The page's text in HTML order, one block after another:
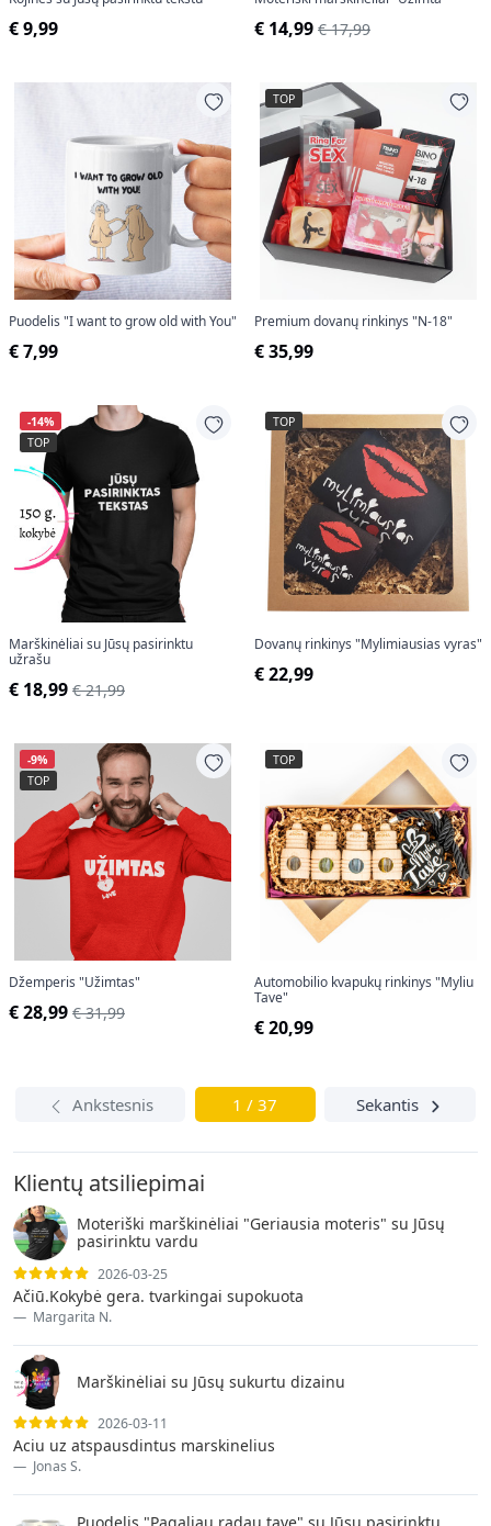
Klientų atsiliepimai
Moteriški marškinėliai "Geriausia moteris" su Jūsų
pasirinktu vardu
2026-03-25
Ačiū.Kokybė gera. tvarkingai supokuota
Margarita N.
Marškinėliai su Jūsų sukurtu dizainu
2026-03-11
Aciu uz atspausdintus marskinelius
Jonas S.
€ 9,99 € 14,99 € 17,99
Puodelis "I want to grow old with You"
€ 7,99
TOP
Premium dovanų rinkinys "N-18"
€ 35,99
-14%
TOP
Marškinėliai su Jūsų pasirinktu
užrašu
€ 18,99 € 21,99
TOP
Dovanų rinkinys "Mylimiausias vyras"
€ 22,99
-9%
TOP
Džemperis "Užimtas"
€ 28,99 € 31,99
TOP
Automobilio kvapukų rinkinys "Myliu
Tave"
€ 20,99
Ankstesnis 1 / 37 Sekantis